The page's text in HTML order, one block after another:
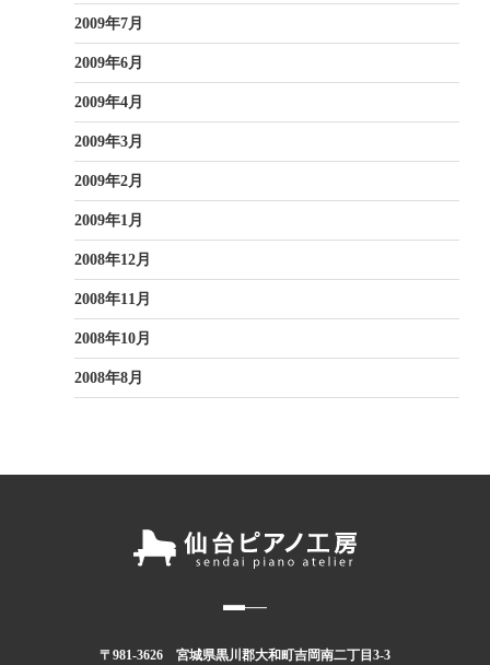
2009年7月
2009年6月
2009年4月
2009年3月
2009年2月
2009年1月
2008年12月
2008年11月
2008年10月
2008年8月
〒981-3626 宮城県黒川郡大和町吉岡南二丁目3-3